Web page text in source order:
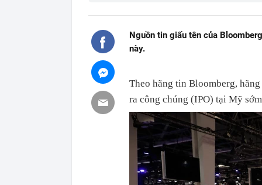
Nguồn tin giấu tên của
này.
Theo hãng tin Bloomberg,
ra công chúng (IPO) tại Mỹ